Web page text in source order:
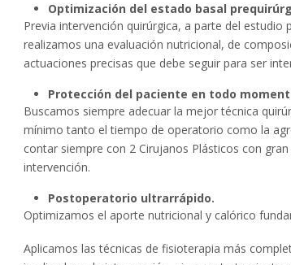
Optimización del estado basal
Previa intervención quirúrgica, a parte del
realizamos una evaluación nutricional, de
actuaciones precisas que debe seguir para ser
Protección del paciente en todo
Buscamos siempre adecuar la mejor técnica
mínimo tanto el tiempo de operatorio como la
contar siempre con 2 Cirujanos Plásticos con
intervención.
Postoperatorio ultrarrápido.
Optimizamos el aporte nutricional y calórico
Aplicamos las técnicas de fisioterapia más